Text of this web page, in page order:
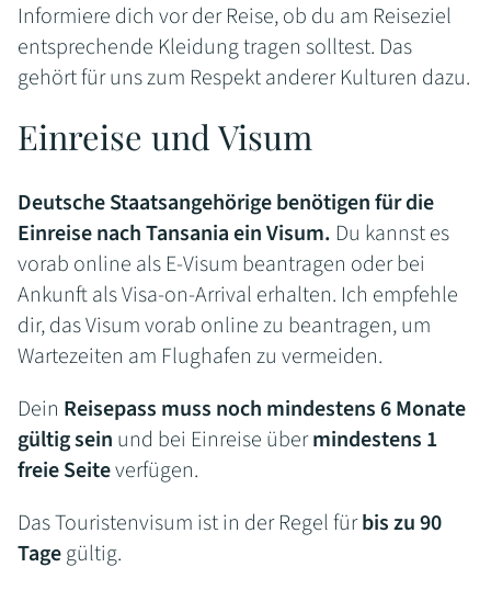
Informiere dich vor der Reise, ob du am Reiseziel
entsprechende Kleidung tragen solltest. Das
gehört für uns zum Respekt anderer Kulturen dazu.
Einreise und Visum
Deutsche Staatsangehörige benötigen für die
Einreise nach Tansania ein Visum. Du kannst es
vorab online als E-Visum beantragen oder bei
Ankunft als Visa-on-Arrival erhalten. Ich empfehle
dir, das Visum vorab online zu beantragen, um
Wartezeiten am Flughafen zu vermeiden.
Dein Reisepass muss noch mindestens 6 Monate
gültig sein und bei Einreise übermindestens 1
freie Seiteverfügen.
Das Touristenvisum ist in der Regel fürbis zu 90
Tagegültig.